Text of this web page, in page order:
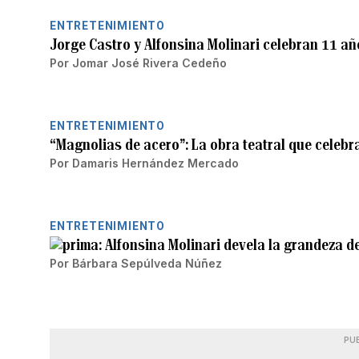
ENTRETENIMIENTO
Jorge Castro y Alfonsina Molinari celebran 11
Por Jomar José Rivera Cedeño
ENTRETENIMIENTO
“Magnolias de acero”: La obra teatral que
Por Damaris Hernández Mercado
ENTRETENIMIENTO
Alfonsina Molinari devela la grandeza
Por Bárbara Sepúlveda Núñez